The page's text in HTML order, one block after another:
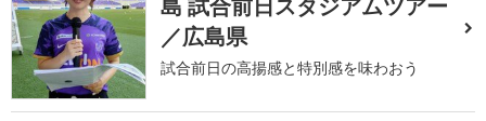
島 試合前日スタジアムツアー
／広島県
試合前日の高揚感と特別感を味わおう